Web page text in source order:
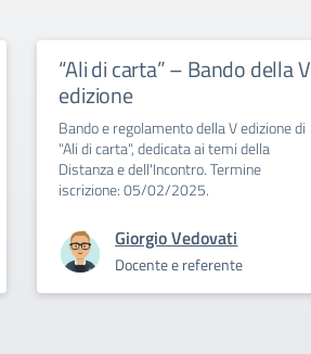
“Ali di carta” – Bando della V
edizione
Bando e regolamento della V edizione di
"Ali di carta", dedicata ai temi della
Distanza e dell'Incontro. Termine
iscrizione: 05/02/2025.
Giorgio Vedovati
Docente e referente